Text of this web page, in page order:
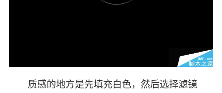
质感的地方是先填充白色，然后选择滤镜